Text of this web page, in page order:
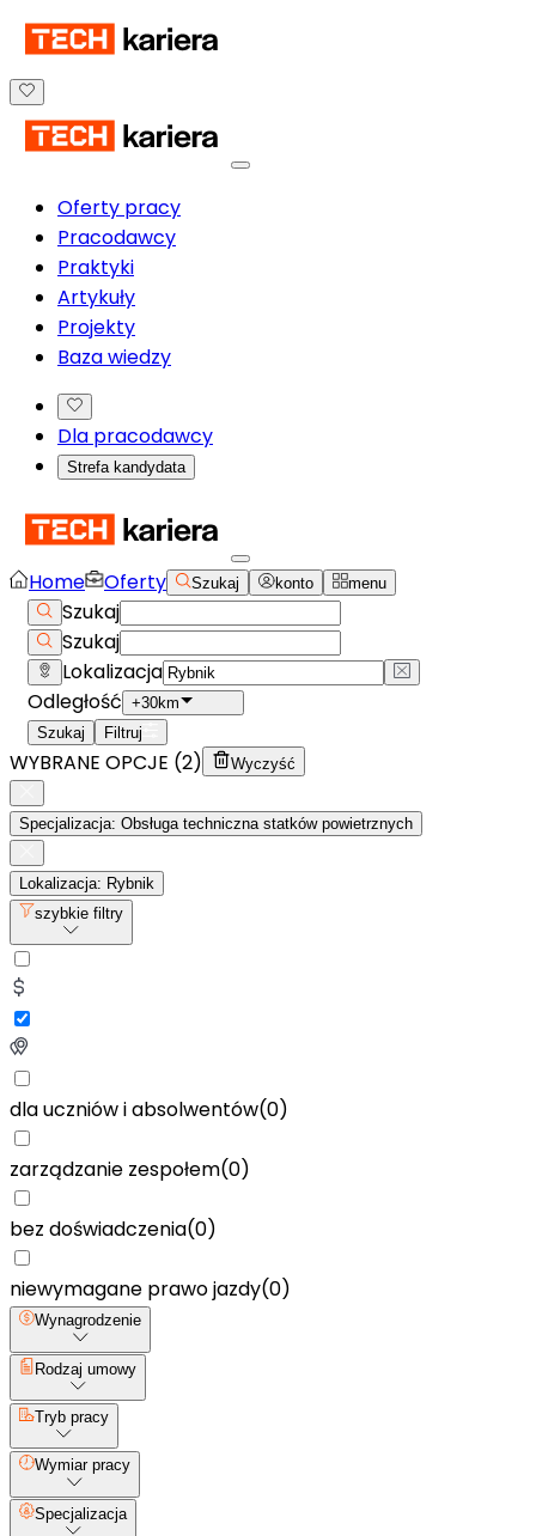
Oferty pracy
Pracodawcy
Praktyki
Artykuły
Projekty
Baza wiedzy
Dla pracodawcy
Strefa kandydata
Home Oferty Szukaj konto menu
Szukaj
Szukaj
Lokalizacja
Odległość +30km
Szukaj
Filtruj
WYBRANE OPCJE (2) Wyczyść
Specjalizacja: Obsługa techniczna statków powietrznych
Lokalizacja: Rybnik
szybkie filtry
dla uczniów i absolwentów(0)
zarządzanie zespołem(0)
bez doświadczenia(0)
niewymagane prawo jazdy(0)
Wynagrodzenie
Rodzaj umowy
Tryb pracy
Wymiar pracy
Specjalizacja